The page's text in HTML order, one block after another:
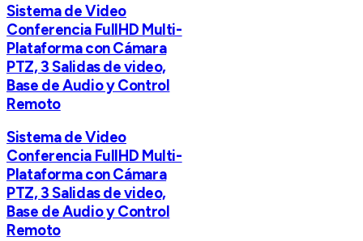
Sistema de Video
Conferencia FullHD Multi-
Plataforma con Cámara
PTZ, 3 Salidas de video,
Base de Audio y Control
Remoto
Sistema de Video
Conferencia FullHD Multi-
Plataforma con Cámara
PTZ, 3 Salidas de video,
Base de Audio y Control
Remoto